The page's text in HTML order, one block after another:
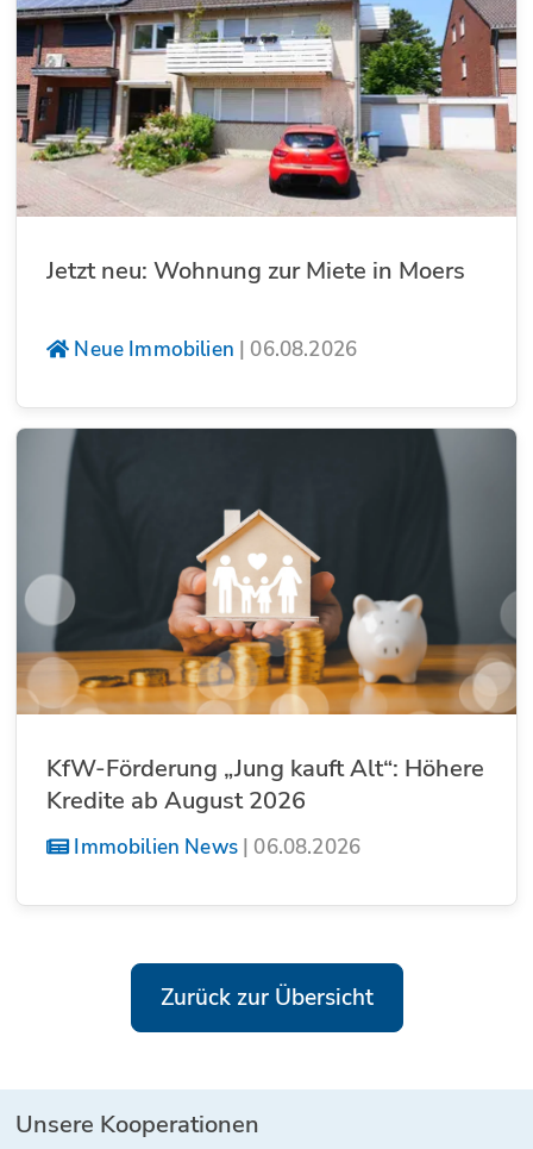
Jetzt neu: Wohnung zur Miete in Moers
Neue Immobilien | 06.08.2026
KfW-Förderung „Jung kauft Alt“: Höhere
Kredite ab August 2026
Immobilien News| 06.08.2026
Zurück zur Übersicht
Unsere Kooperationen